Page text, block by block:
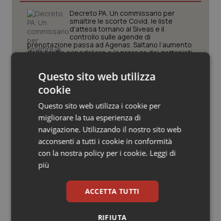
Veneto
Oncoematologia
Oncologia & Nutrizione
Psoriasi & pelle
Quotidiano Cardiologia
Quotidiano Chirurgia
Quotidiano Oncologia
Quotidiano Pediatria
Decreto PA. Un commissario per
smaltire le scorte Covid, le liste
d’attesa tornano al Siveas e il
controllo sulle agende di
prenotazione passa ad Agenas. Saltano l’aumento
delle tariffe ospedaliere e la proroga dei gettonisti
Università. Bernini firma il decreto:
27.000 posti per Medicina, 3.000 in
più rispetto a scorso anno
Pnrr Salute. Missione 6 verso il
traguardo, in chiusura la
rendicontazione degli obiettivi per la
X e ultima rata
Proseguono monitoraggi e campagna
informativa
Questo sito web utilizza
cookie
Questo sito web utilizza i cookie per
migliorare la tua esperienza di
navigazione. Utilizzando il nostro sito web
acconsenti a tutti i cookie in conformità
con la nostra policy per i cookie. Leggi di
più
ACCETTA TUTTI
RIFIUTA